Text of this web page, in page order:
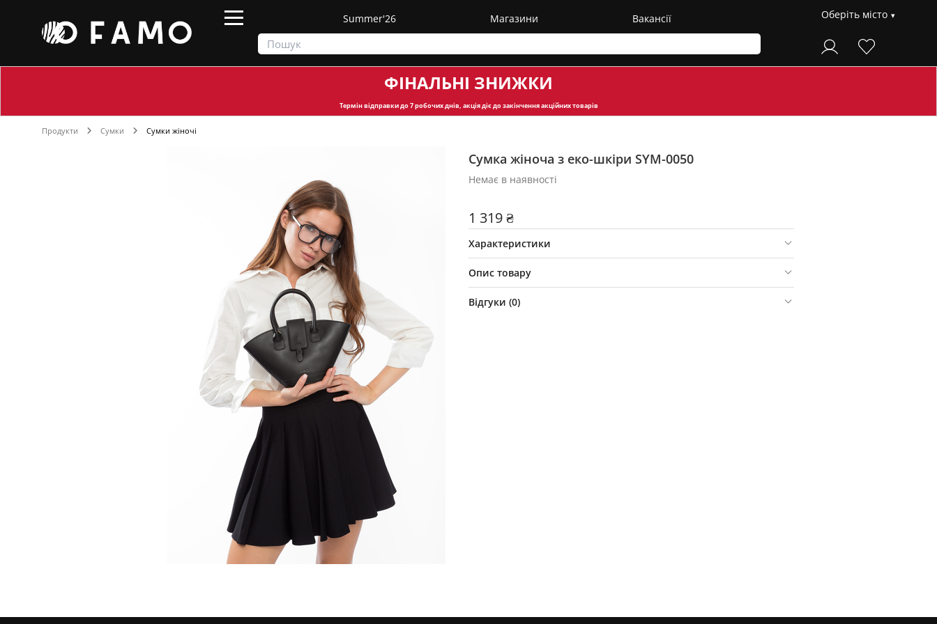
Summer'26 Магазини Вакансії Оберіть місто
ФІНАЛЬНІ ЗНИЖКИ
Термін відправкидо 7 робочих днів, акція діє до закінчення акційних товарів
Продукти Сумки Сумки жіночі
Сумка жіноча з еко-шкіри SYM-0050
Немає в наявності
1 319 ₴
Характеристики
Опис товару
Відгуки (0)